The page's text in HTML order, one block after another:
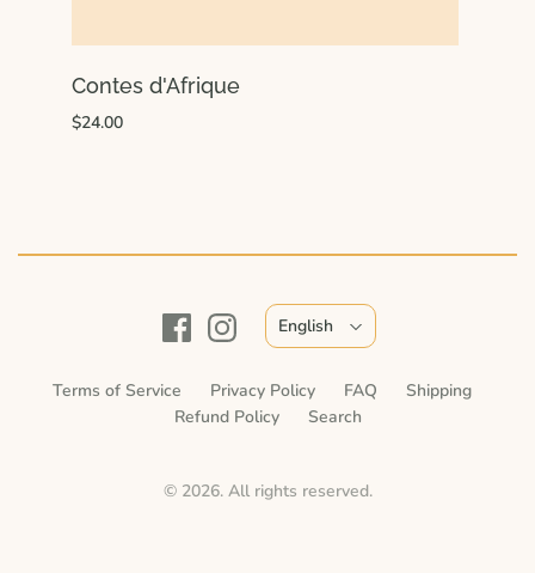
Contes d'Afrique
$24.00
Terms of Service Privacy Policy FAQ
Shipping
Refund Policy
Search
© 2026. All rights reserved.
English